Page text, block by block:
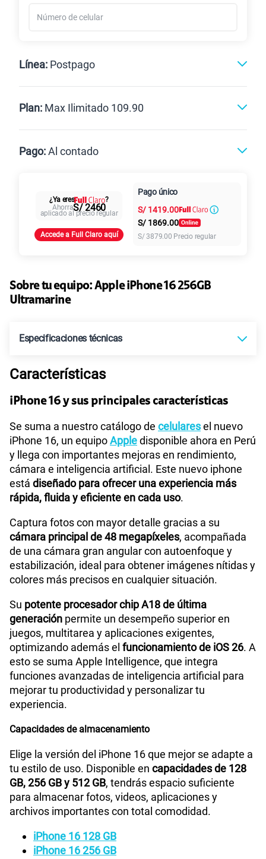
Línea: Postpago
Postpago
Plan: Max Ilimitado 109.90
Paga solo
125GBen alta velocidad
79.90
155 GBen alta velocidad
Paga solo
110GB en alta velocidad
Paga solo S/159.90
Paga solo
185GBen alta velocidad
S/ 189.90
Paga solo
200GBen alta velocidad
S/ 289.90
Ver menos planes
Pago:Al contado
Al contado Cuotas Claro
intereses
¿Ya eres
?
AhorraS/ 2460
aplicado al precio regular
Accede a Full Claro aquí
Pago único
S/ 1419.00
S/ 1869.00
S/3879.00 Precio regular
Sobre tu equipo:Apple iPhone 16 256GB
Ultramarine
Especificaciones técnicas
Tecnología de Pantalla
Sistema operativo iOS 18
Tamaño de Pantalla 6.1 pulgadas
Peso 170 g
Bluetooth Bluetooth 5.3
Cámara de fotos Principal Fusion de 48 MP
Cámara de fotos Frontal
Tipo de
Batería
Batería de iones de litio recargable
integrada
GPS
Características
iPhone 16 y sus principales características
Se suma a nuestro catálogo de celularesel nuevo
iPhone 16, un equipoAppledisponible ahora en Perú
y llega con importantes mejoras en rendimiento,
cámara e inteligencia artificial. Este nuevo iphone
está diseñado para ofrecer una experiencia más
rápida, fluida y eficiente en cada uso.
Captura fotos con mayor detalle gracias a su
cámara principal de 48 megapíxeles, acompañada
de una cámara gran angular con autoenfoque y
estabilización, ideal para obtener imágenes nítidas y
colores más precisos en cualquier situación.
Su potente procesador chip A18 de última
generación permite un desempeño superior en
juegos, multitarea y aplicaciones exigentes,
optimizando además el funcionamiento de iOS 26. A
esto se suma Apple Intelligence, que integra
funciones avanzadas de inteligencia artificial para
mejorar tu productividad y personalizar tu
experiencia.
Capacidades de almacenamiento
Elige la versión del iPhone 16 que mejor se adapte a
tu estilo de uso. Disponible en capacidades de 128
GB, 256 GB y 512 GB, tendrás espacio suficiente
para almacenar fotos, videos, aplicaciones y
archivos importantes con total comodidad.
iPhone 16 128 GB
iPhone 16 256 GB